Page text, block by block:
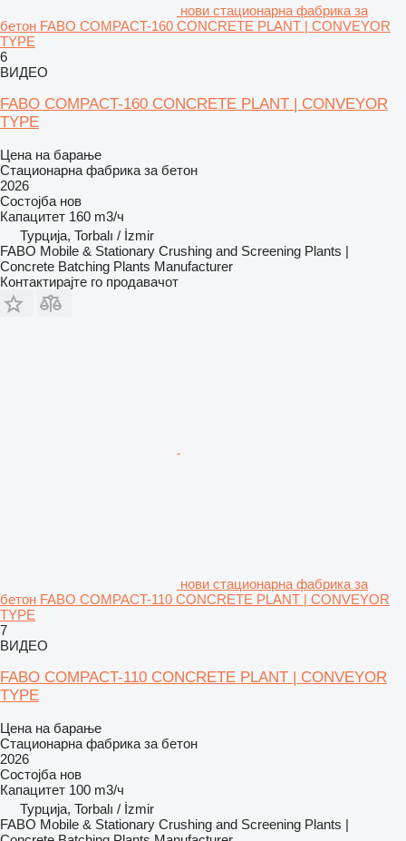
нови стационарна фабрика за
бетон FABO COMPACT-160 CONCRETE PLANT | CONVEYOR
TYPE
6
ВИДЕО
FABO COMPACT-160 CONCRETE PLANT | CONVEYOR
TYPE
Цена на барање
Стационарна фабрика за бетон
2026
Состојба нов
Капацитет 160 m3/ч
Турција, Torbalı / İzmir
FABO Mobile & Stationary Crushing and Screening Plants |
Concrete Batching Plants Manufacturer
Контактирајте го продавачот
нови стационарна фабрика за
бетон FABO COMPACT-110 CONCRETE PLANT | CONVEYOR
TYPE
7
ВИДЕО
FABO COMPACT-110 CONCRETE PLANT | CONVEYOR
TYPE
Цена на барање
Стационарна фабрика за бетон
2026
Состојба нов
Капацитет 100 m3/ч
Турција, Torbalı / İzmir
FABO Mobile & Stationary Crushing and Screening Plants |